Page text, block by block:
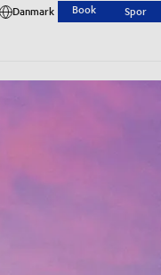
Danmark Book Spor